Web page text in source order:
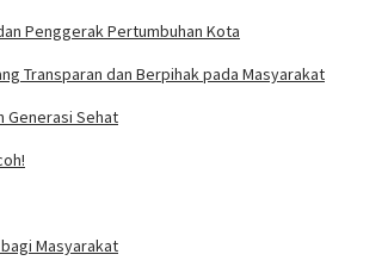
Penggerak Pertumbuhan Kota
Transparan dan Berpihak pada Masyarakat
Generasi Sehat
Masyarakat